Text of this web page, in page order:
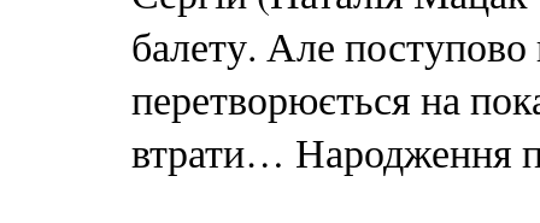
балету. Але поступово
перетворюється на
втрати… Народження